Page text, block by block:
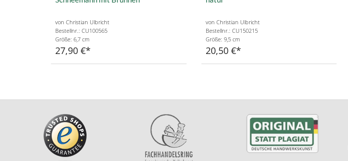
von Christian Ulbricht
Bestellnr.: CU100565
Größe: 6,7 cm
27,90 €
von Christian Ulbricht
Bestellnr.: CU150215
Größe: 9,5 cm
20,50 €